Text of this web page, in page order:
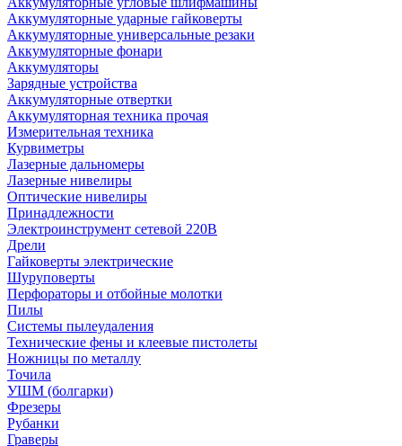
Аккумуляторные ударные гайковерты
Аккумуляторные универсальные резаки
Аккумуляторные фонари
Аккумуляторы
Зарядные устройства
Аккумуляторные отвертки
Аккумуляторная техника прочая
Измерительная техника
Курвиметры
Лазерные дальномеры
Лазерные нивелиры
Оптические нивелиры
Принадлежности
Электроинструмент сетевой 220В
Дрели
Гайковерты электрические
Шуруповерты
Перфораторы и отбойные молотки
Пилы
Системы пылеудаления
Технические фены и клеевые пистолеты
Ножницы по металлу
Точила
УШМ (болгарки)
Фрезеры
Рубанки
Граверы